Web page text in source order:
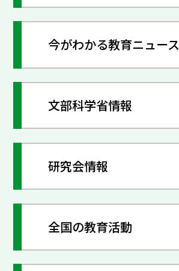
今がわかる教育ニュース
文部科学省情報
研究会情報
全国の教育活動